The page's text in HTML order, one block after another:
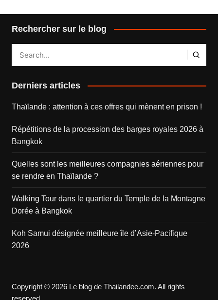
Rechercher sur le blog
Derniers articles
Thaïlande : attention à ces offres qui mènent en prison !
Répétitions de la procession des barges royales 2026 à
Bangkok
Quelles sont les meilleures compagnies aériennes pour
se rendre en Thaïlande ?
Walking Tour dans le quartier du Temple de la Montagne
Dorée à Bangkok
Koh Samui désignée meilleure île d’Asie-Pacifique
2026
Copyright © 2026 Le blog de Thailandee.com. All rights
reserved.